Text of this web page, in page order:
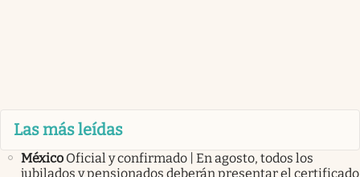
Las más leídas
México Oficial y confirmado | En agosto, todos los
jubilados y pensionados deberán presentar el certificado